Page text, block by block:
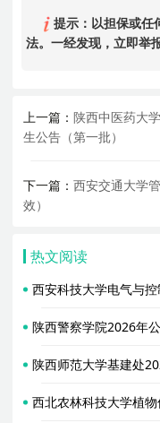
提示：以担保或任
法。一经发现，立即举报
上一篇：陕西中医药大
生公告（第一批）
下一篇：西安交通大学
效）
热文阅读
西安科技大学电气与
陕西师范大学基建处
西北农林科技大学植